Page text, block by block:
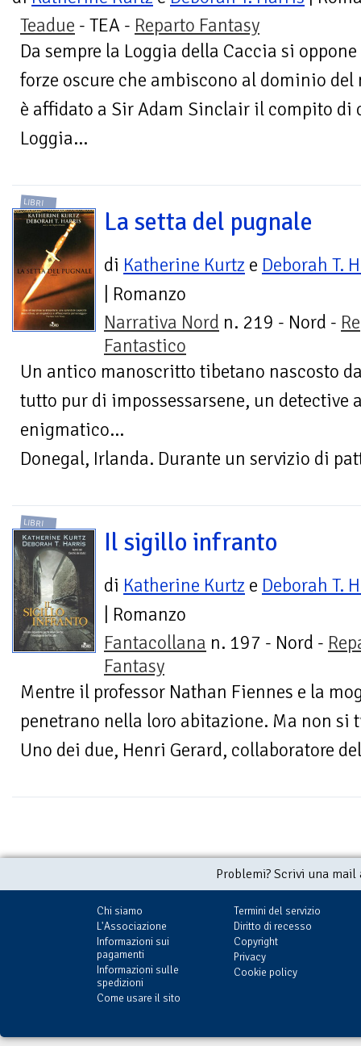
Teadue - TEA - Reparto Fantasy
Da sempre la Loggia della Caccia si
forze oscure che ambiscono al dominio
è affidato a Sir Adam Sinclair il compito
Loggia...
LIBRI
La setta del pugnale
di Katherine Kurtz e Deborah T.
| Romanzo
Narrativa Nord n. 219 - Nord -
Fantastico
Un antico manoscritto tibetano nascosto
tutto pur di impossessarsene, un detective
enigmatico...
Donegal, Irlanda. Durante un servizio di
LIBRI
Il sigillo infranto
di Katherine Kurtz e Deborah T.
| Romanzo
Fantacollana n. 197 - Nord -
Fantasy
Mentre il professor Nathan Fiennes e la
penetrano nella loro abitazione. Ma non
Uno dei due, Henri Gerard, collaboratore
Problemi? Scrivi una
Chi siamo
L'Associazione
Informazioni sui
pagamenti
Informazioni sulle
spedizioni
Come usare il sito
Termini del servizio
Diritto di recesso
Copyright
Privacy
Cookie policy